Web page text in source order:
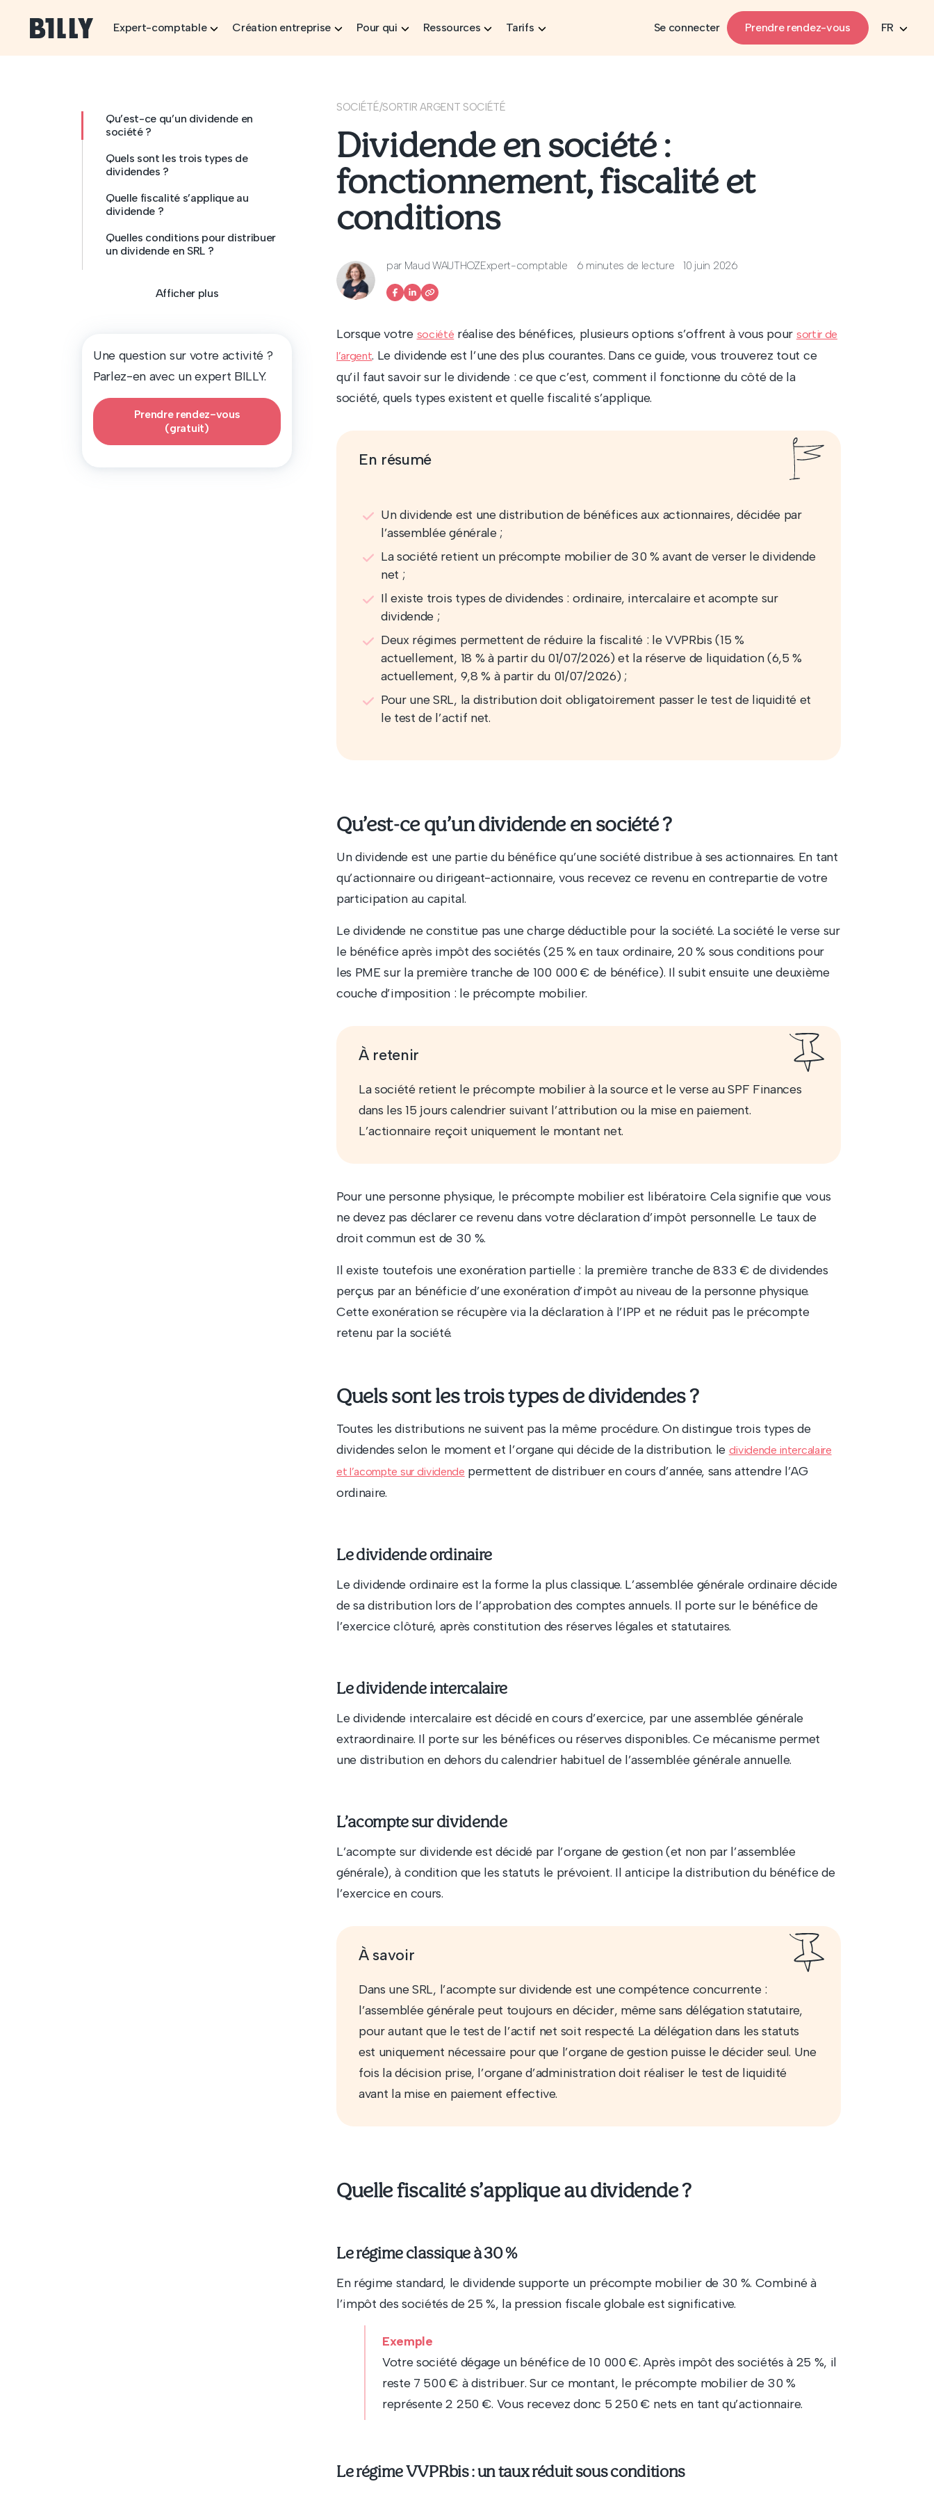
Expert-comptable
Création entreprise Pour qui Ressources Tarifs Se connecter Prendre rendez-vous FR
Qu’est-ce qu’un dividende en
société ?
Quels sont les trois types de
dividendes ?
Quelle fiscalité s’applique au
dividende ?
Quelles conditions pour distribuer
un dividende en SRL ?
Afficher plus
Une question sur votre activité ?
Parlez-en avec un expert BILLY.
Prendre rendez-vous
(gratuit)
SOCIÉTÉ/SORTIR ARGENT SOCIÉTÉ
Dividende en société :
fonctionnement, fiscalité et
conditions
par Maud WAUTHOZExpert-comptable 6 minutes de lecture 10 juin 2026
Lorsque votre société réalise des bénéfices, plusieurs options s’offrent à vous pour sortir de
l’argent. Le dividende est l’une des plus courantes. Dans ce guide, vous trouverez tout ce
qu’il faut savoir sur le dividende : ce que c’est, comment il fonctionne du côté de la
société, quels types existent et quelle fiscalité s’applique.
En résumé
Un dividende est une distribution de bénéfices aux actionnaires, décidée par
l’assemblée générale ;
La société retient un précompte mobilier de 30 % avant de verser le dividende
net ;
Il existe trois types de dividendes : ordinaire, intercalaire et acompte sur
dividende ;
Deux régimes permettent de réduire la fiscalité : le VVPRbis (15 %
actuellement, 18 % à partir du 01/07/2026) et la réserve de liquidation (6,5 %
actuellement, 9,8 % à partir du 01/07/2026) ;
Pour une SRL, la distribution doit obligatoirement passer le test de liquidité et
le test de l’actif net.
Qu’est-ce qu’un dividende en société ?
Un dividende est une partie du bénéfice qu’une société distribue à ses actionnaires. En tant
qu’actionnaire ou dirigeant-actionnaire, vous recevez ce revenu en contrepartie de votre
participation au capital.
Le dividende ne constitue pas une charge déductible pour la société. La société le verse sur
le bénéfice après impôt des sociétés (25 % en taux ordinaire, 20 % sous conditions pour
les PME sur la première tranche de 100 000 € de bénéfice). Il subit ensuite une deuxième
couche d’imposition : le précompte mobilier.
À retenir
La société retient le précompte mobilier à la source et le verse au SPF Finances
dans les 15 jours calendrier suivant l’attribution ou la mise en paiement.
L’actionnaire reçoit uniquement le montant net.
Pour une personne physique, le précompte mobilier est libératoire. Cela signifie que vous
ne devez pas déclarer ce revenu dans votre déclaration d’impôt personnelle. Le taux de
droit commun est de 30 %.
Il existe toutefois une exonération partielle : la première tranche de 833 € de dividendes
perçus par an bénéficie d’une exonération d’impôt au niveau de la personne physique.
Cette exonération se récupère via la déclaration à l’IPP et ne réduit pas le précompte
retenu par la société.
Quels sont les trois types de dividendes ?
Toutes les distributions ne suivent pas la même procédure. On distingue trois types de
dividendes selon le moment et l’organe qui décide de la distribution. le dividende intercalaire
et l’acompte sur dividende permettent de distribuer en cours d’année, sans attendre l’AG
ordinaire.
Le dividende ordinaire
Le dividende ordinaire est la forme la plus classique. L’assemblée générale ordinaire décide
de sa distribution lors de l’approbation des comptes annuels. Il porte sur le bénéfice de
l’exercice clôturé, après constitution des réserves légales et statutaires.
Le dividende intercalaire
Le dividende intercalaire est décidé en cours d’exercice, par une assemblée générale
extraordinaire. Il porte sur les bénéfices ou réserves disponibles. Ce mécanisme permet
une distribution en dehors du calendrier habituel de l’assemblée générale annuelle.
L’acompte sur dividende
L’acompte sur dividende est décidé par l’organe de gestion (et non par l’assemblée
générale), à condition que les statuts le prévoient. Il anticipe la distribution du bénéfice de
l’exercice en cours.
À savoir
Dans une SRL, l’acompte sur dividende est une compétence concurrente :
l’assemblée générale peut toujours en décider, même sans délégation statutaire,
pour autant que le test de l’actif net soit respecté. La délégation dans les statuts
est uniquement nécessaire pour que l’organe de gestion puisse le décider seul. Une
fois la décision prise, l’organe d’administration doit réaliser le test de liquidité
avant la mise en paiement effective.
Quelle fiscalité s’applique au dividende ?
Le régime classique à 30 %
En régime standard, le dividende supporte un précompte mobilier de 30 %. Combiné à
l’impôt des sociétés de 25 %, la pression fiscale globale est significative.
Exemple
Votre société dégage un bénéfice de 10 000 €. Après impôt des sociétés à 25 %, il
reste 7 500 € à distribuer. Sur ce montant, le précompte mobilier de 30 %
représente 2 250 €. Vous recevez donc 5 250 € nets en tant qu’actionnaire.
Le régime VVPRbis : un taux réduit sous conditions